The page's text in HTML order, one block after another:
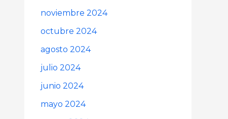
noviembre 2024
octubre 2024
agosto 2024
julio 2024
junio 2024
mayo 2024